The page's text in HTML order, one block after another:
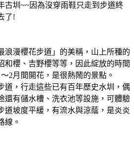
古圳~~因為沒穿雨鞋只走到步道終
了!
浪漫櫻花步道」的美稱，山上所種的
和櫻、吉野櫻等等，因此綻放的時間
2月間開花，是很熱鬧的景點。
道，行走這些已有百年歷史水圳，偶
還有儲水槽、洗衣池等設施，可體驗
道坡度平緩，有流水與涼蔭，是炎炎
線。